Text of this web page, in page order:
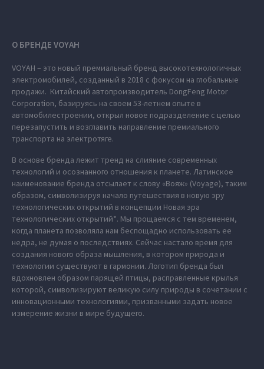
О БРЕНДЕ VOYAH
VOYAH – это новый премиальный бренд высокотехнологичных
электромобилей, созданный в 2018 с фокусом на глобальные
продажи. Китайский автопроизводитель DongFeng Motor
Corporation, базируясь на своем 53-летнем опыте в
автомобилестроении, открыл новое подразделение с целью
перезапустить и возглавить направление премиального
транспорта на электротяге.
В основе бренда лежит тренд на слияние современных
технологий и осознанного отношения к планете. Латинское
наименование бренда отсылает к слову «Вояж» (Voyage), таким
образом, символизируя начало путешествия в новую эру
технологических открытий в концепции Новая эра
технологических открытий*. Мы прощаемся с тем временем,
когда планета позволяла нам беспощадно использовать ее
недра, не думая о последствиях. Сейчас настало время для
создания нового образа мышления, в котором природа и
технологии существуют в гармонии. Логотип бренда был
вдохновлен образом парящей птицы, расправленные крылья
которой, символизируют великую силу природы в сочетании с
инновационными технологиями, призванными задать новое
измерение жизни в мире будущего.